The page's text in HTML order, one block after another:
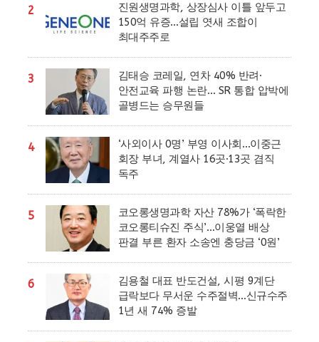
2
진원생명과학, 상장심사 이틀 앞두고
150억 유증…설립 엿새 조합이
최대주주로
3
김태승 코레일, 연차 40% 반려·
안전교육 파행 논란… SR 통합 압박에
골병드는 승무원들
4
‘사외이사 0명’ 부영 이사회…이중근
회장 부녀, 계열사 16곳·13곳 겸직
독주
5
코오롱생명과학 자산 78%가 ‘폭락한
코오롱티슈진 주식’…이웅열 배상
판결 부른 환자 소송엔 충당금 ‘0원’
6
김용철 대표 반도건설, 시평 9계단
급락보다 무서운 수주절벽…신규수주
1년 새 74% 증발